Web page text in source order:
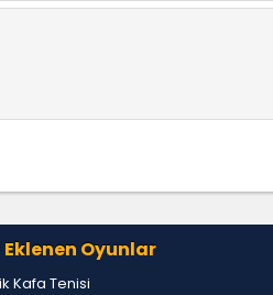
seriydi
tavsiye ederim dostlar
Eklenen Oyunlar
Kafa Tenisi